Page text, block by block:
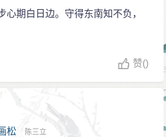
心期白日边。守得东南知不负，
赞()
松 陈三立